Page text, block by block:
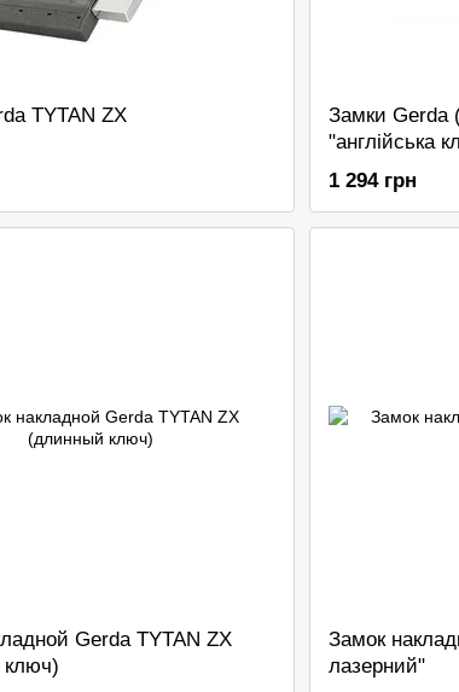
TYTAN ZX
Замки Gerda
"англійська
1 294 грн
Gerda TYTAN ZX
Замок
лазерний"